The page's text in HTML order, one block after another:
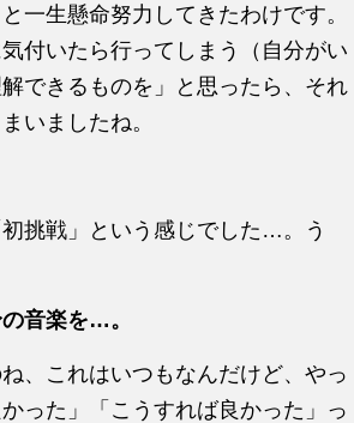
一生懸命努力してきたわけです。
付いたら行ってしまう（自分がい
できるものを」と思ったら、それ
いましたね。
挑戦」という感じでした…。う
音楽を…。
、これはいつもなんだけど、やっ
った」「こうすれば良かった」っ